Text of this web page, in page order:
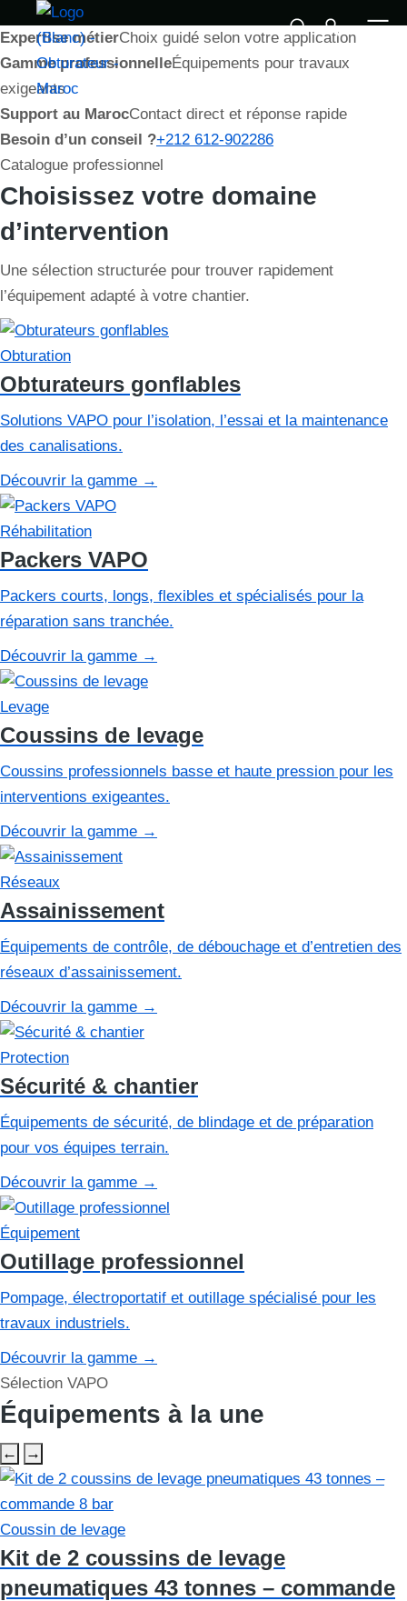
Solutions techniques pour les réseaux
Obturateurs et équipements
Des solutions VAPO fiables pour obturer, tester,
Explorer le catalogue Demander un devis
Conseil technique Catalogue sans prix Devis personnalisé
Expertise métierChoix guidé selon votre application
Gamme professionnelleÉquipements pour travaux
exigeants
Support au MarocContact direct et réponse rapide
Besoin d’un conseil ?+212 612-902286
Catalogue professionnel
Choisissez votre domaine
d’intervention
Une sélection structurée pour trouver rapidement
l’équipement adapté à votre chantier.
Obturation
Obturateurs gonflables
Solutions VAPO pour l’isolation, l’essai et la maintenance
des canalisations.
Découvrir la gamme →
Réhabilitation
Packers VAPO
Packers courts, longs, flexibles et spécialisés pour la
réparation sans tranchée.
Découvrir la gamme →
Levage
Coussins de levage
Coussins professionnels basse et haute pression pour les
interventions exigeantes.
Découvrir la gamme →
Réseaux
Assainissement
Équipements de contrôle, de débouchage et d’entretien des
réseaux d’assainissement.
Découvrir la gamme →
Protection
Sécurité & chantier
Équipements de sécurité, de blindage et de préparation
pour vos équipes terrain.
Découvrir la gamme →
Équipement
Outillage professionnel
Pompage, électroportatif et outillage spécialisé pour les
travaux industriels.
Découvrir la gamme →
Sélection VAPO
Équipements à la une
← →
Coussin de levage
Kit de 2 coussins de levage
pneumatiques 43 tonnes – commande